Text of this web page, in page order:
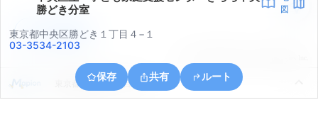
勝どき分室
図
東京都中央区勝どき１丁目４−１
03-3534-2103
保存 共有 ルート
東京都港区芝３丁目２３
アプリで見る